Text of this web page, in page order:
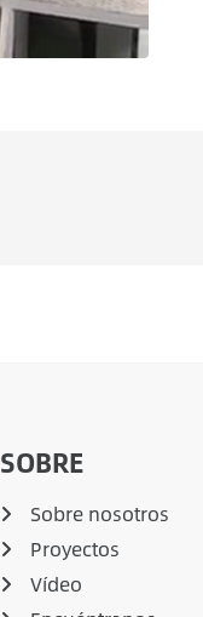
SOBRE
Sobre nosotros
Proyectos
Vídeo